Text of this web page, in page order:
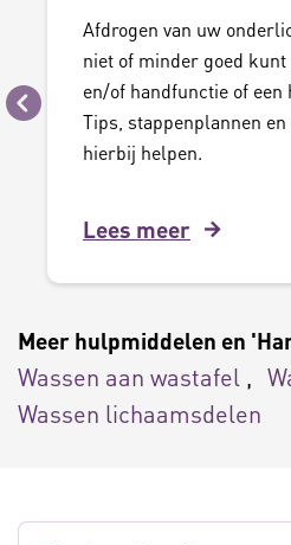
Vorige
Afdrogen van uw
niet of minder goed
en/of handfunctie of
Tips, stappenplannen
hierbij helpen.
Lees meer
Meer hulpmiddelen en
Wassen aan wastafel
Wassen lichaamsdelen